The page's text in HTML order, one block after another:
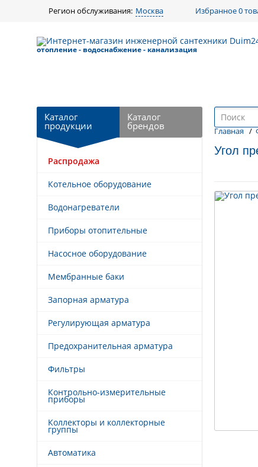
Регион обслуживания: Москва Избранное0
отопление - водоснабжение - канализация
Главная /
Угол
Каталог
продукции
Каталог
брендов
Распродажа
Котельное оборудование
Водонагреватели
Приборы отопительные
Насосное оборудование
Мембранные баки
Запорная арматура
Регулирующая арматура
Предохранительная арматура
Фильтры
Контрольно-измерительные
приборы
Коллекторы и коллекторные
группы
Автоматика
Назад к выбору